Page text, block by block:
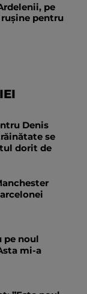
pe
pentru
Denis
se
dorit de
pe noul
mi-a